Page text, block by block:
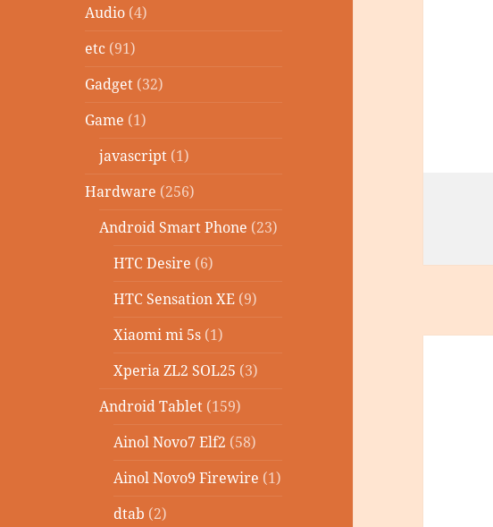
Audio (4)
etc (91)
Gadget (32)
Game (1)
javascript (1)
Hardware (256)
Android Smart Phone (23)
HTC Desire (6)
HTC Sensation XE (9)
Xiaomi mi 5s (1)
Xperia ZL2 SOL25 (3)
Android Tablet (159)
Ainol Novo7 Elf2 (58)
Ainol Novo9 Firewire (1)
dtab (2)